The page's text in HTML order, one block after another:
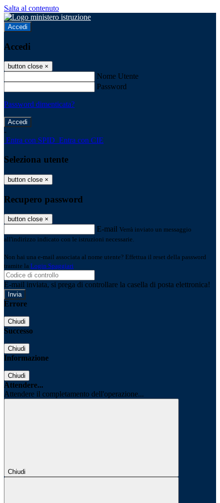
Salta al contenuto
Accedi
Accedi
button close ×
Nome Utente
Password
Password dimenticata?
-
Entra con SPID Entra con CIE
Seleziona utente
button close ×
Recupero password
button close ×
E-mail Verrà inviato un messaggio
all'indirizzo indicato con le istruzioni necessarie.
Non hai una e-mail associata al nome utente? Effettua il reset della password
tramite la Login Spaggiari
E-mail inviata, si prega di controllare la casella di posta elettronica!
Errore
Chiudi
Successo
Chiudi
Informazione
Chiudi
Attendere...
Attendere il completamento dell'operazione...
Chiudi